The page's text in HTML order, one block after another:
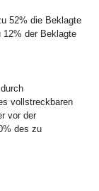
52% die Beklagte
der Beklagte
vollstreckbaren
vor der
des zu